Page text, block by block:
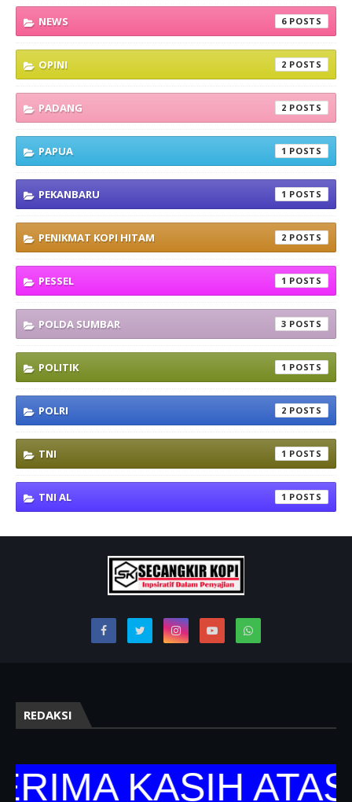
NEWS 6
OPINI 2
PADANG 2
PAPUA 1
PEKANBARU 1
PENIKMAT KOPI HITAM 2
PESSEL 1
POLDA SUMBAR 3
POLITIK 1
POLRI 2
TNI 1
TNI AL 1
REDAKSI
KASIH ATAS